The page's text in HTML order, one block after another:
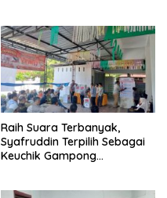
Raih Suara Terbanyak,
Syafruddin Terpilih Sebagai
Keuchik Gampong